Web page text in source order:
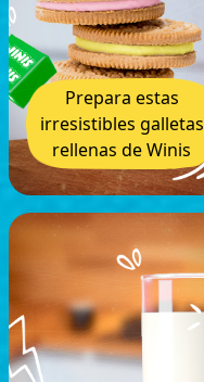
Prepara estas
irresistibles galletas
rellenas de Winis